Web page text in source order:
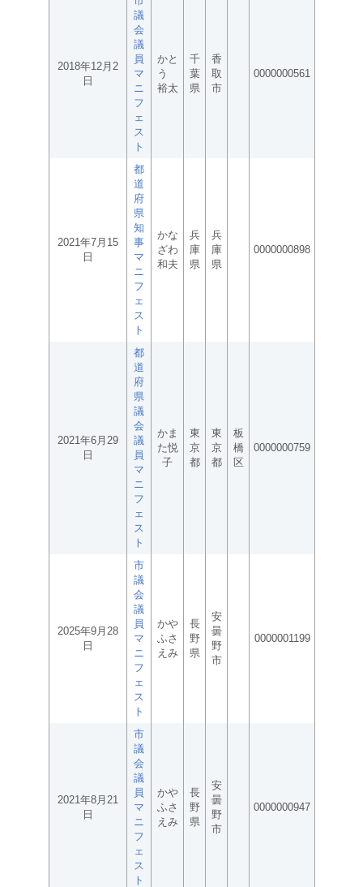
2018年12月2
日
議
会
議
員
マ
ニ
フ
ェ
ス
ト
かと
う
裕太
千
葉
県
香
取
市
0000000561
2021年7月15
日
都
道
府
県
知
事
マ
ニ
フ
ェ
ス
ト
かな
ざわ
和夫
兵
庫
県
兵
庫
県
0000000898
2021年6月29
日
都
道
府
県
議
会
議
員
マ
ニ
フ
ェ
ス
ト
かま
た悦
子
東
京
都
東
京
都
板
橋
区
0000000759
2025年9月28
日
市
議
会
議
員
マ
ニ
フ
ェ
ス
ト
かや
ふさ
えみ
長
野
県
安
曇
野
市
0000001199
2021年8月21
日
市
議
会
議
員
マ
ニ
フ
ェ
ス
ト
かや
ふさ
えみ
長
野
県
安
曇
野
市
0000000947